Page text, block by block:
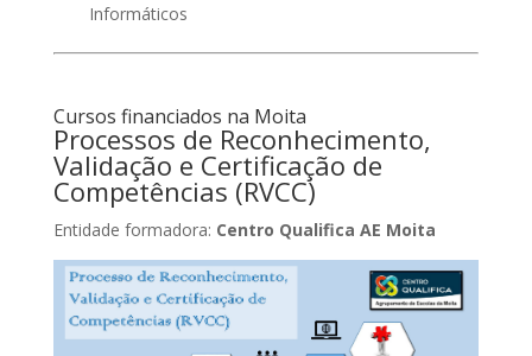
Informáticos
Cursos financiados na Moita
Processos de Reconhecimento,
Validação e Certificação de
Competências (RVCC)
Entidade formadora: Centro Qualifica AE Moita